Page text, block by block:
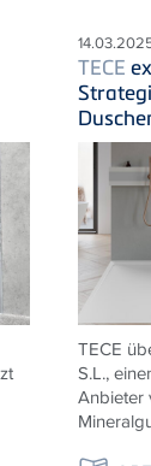
TECE
TECE
S.L.,
Anbieter